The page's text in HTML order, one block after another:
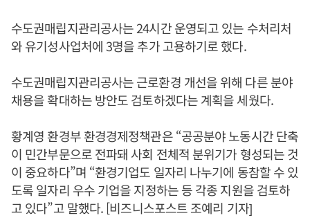
수도권매립지관리공사는 24시간 운영되고 있는 수처리처
와 유기성사업처에 3명을 추가 고용하기로 했다.
수도권매립지관리공사는 근로환경 개선을 위해 다른 분야
채용을 확대하는 방안도 검토하겠다는 계획을 세웠다.
황계영 환경부 환경경제정책관은 “공공분야 노동시간 단축
이 민간부문으로 전파돼 사회 전체적 분위기가 형성되는 것
이 중요하다”며 “환경기업도 일자리 나누기에 동참할 수 있
도록 일자리 우수 기업을 지정하는 등 각종 지원을 검토하
고 있다”고 말했다. [비즈니스포스트 조예리 기자]